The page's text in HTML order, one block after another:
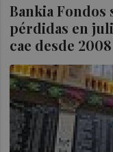
Bankia Fondos
pérdidas en
cae desde 2008